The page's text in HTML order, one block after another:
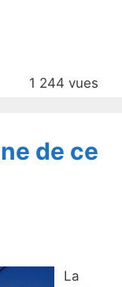
1 244 vues
de ce
La